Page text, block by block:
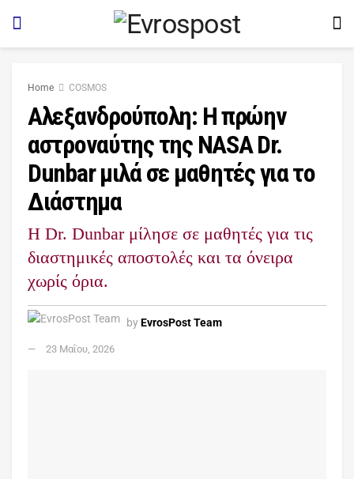
Home COSMOS
Αλεξανδρούπολη: Η πρώην
αστροναύτης της NASA Dr.
Dunbar μιλά σε μαθητές για το
Διάστημα
Η Dr. Dunbar μίλησε σε μαθητές για τις
διαστημικές αποστολές και τα όνειρα
χωρίς όρια.
byEvrosPost Team
23 Μαΐου, 2026